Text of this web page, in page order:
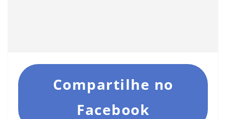
Compartilhe no
Facebook